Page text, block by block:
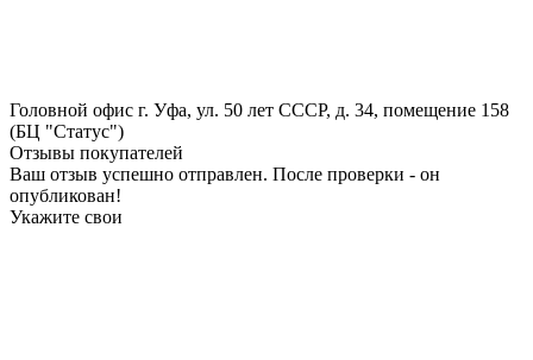
Головной офис г. Уфа, ул. 50 лет СССР, д. 34, помещение 158
(БЦ "Статус")
Отзывы покупателей
Ваш отзыв успешно отправлен. После проверки - он
опубликован!
Укажите свои